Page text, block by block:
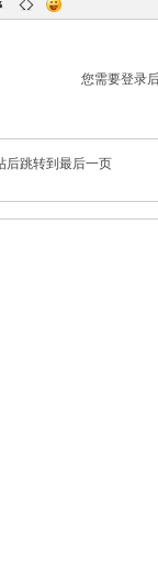
您需要登录
后跳转到最后一页